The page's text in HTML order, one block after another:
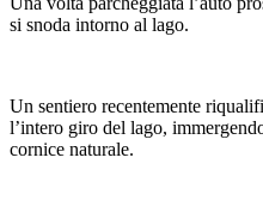
si snoda intorno al lago.
Un sentiero recentemente
l’intero giro del lago,
cornice naturale.